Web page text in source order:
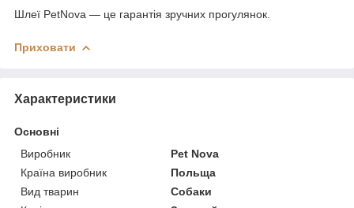
Шлеї PetNova — це гарантія зручних прогулянок.
Приховати
Характеристики
Основні
Виробник
Pet Nova
Країна виробник
Польща
Вид тварин
Собаки